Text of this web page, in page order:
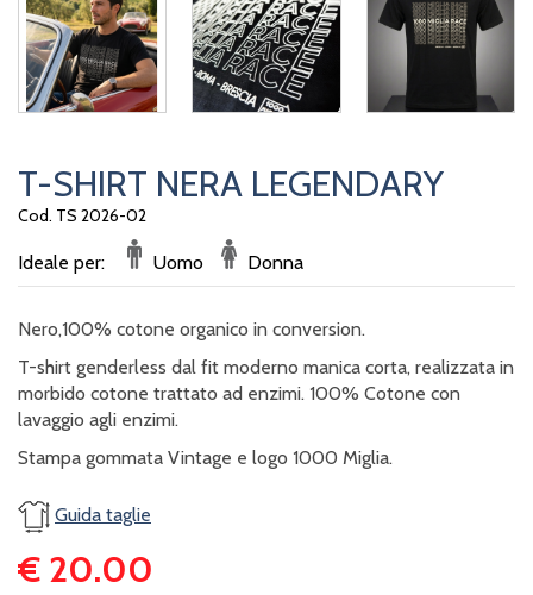
T-SHIRT NERA LEGENDARY
Cod. TS 2026-02
Ideale per: Uomo Donna
Nero,100% cotone organico in conversion.
T-shirt genderless dal fit moderno manica corta, realizzata in
morbido cotone trattato ad enzimi. 100% Cotone con
lavaggio agli enzimi.
Stampa gommata Vintage e logo 1000 Miglia.
Guida taglie
€ 20.00